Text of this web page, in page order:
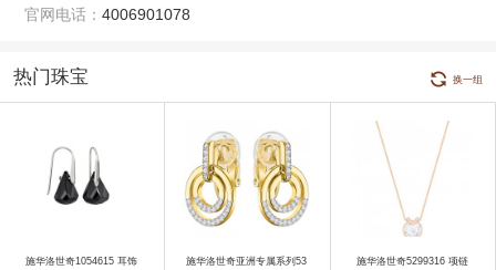
官网电话： 4006901078
热门珠宝 换一组
施华洛世奇1054615 耳饰
施华洛世奇亚洲专属系列53
施华洛世奇5299316 项链